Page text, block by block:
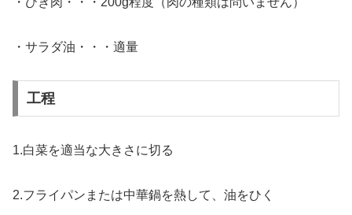
・サラダ油・・・適量
工程
1.白菜を適当な大きさに切る
2.フライパンまたは中華鍋を熱して、油をひく